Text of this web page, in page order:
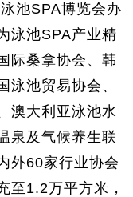
池SPA博览会办
泳池SPA产业精
际桑拿协会、韩
泳池贸易协会、
澳大利亚泳池水
泉及气候养生联
外60家行业协会
至1.2万平方米，